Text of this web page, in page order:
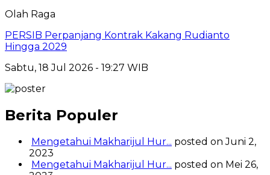
Olah Raga
PERSIB Perpanjang Kontrak Kakang Rudianto
Hingga 2029
Sabtu, 18 Jul 2026 - 19:27 WIB
Berita Populer
Mengetahui Makharijul Hur... posted on Juni 2,
2023
Mengetahui Makharijul Hur... posted on Mei 26,